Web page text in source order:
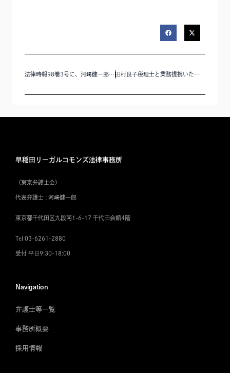
法律時報98巻3号に、河﨑健一郎弁護士の連載「民事法律扶助制度と弁護士の経営 産業構造を考える(上)」が掲載されました 田村良子税理士と業務提携いたしました
早稲田リーガルコモンズ法律事務所
（東京弁護士会）
代表弁護士 : 河﨑健一郎
東京都千代田区九段南1-6-17 千代田会館4階
Tel 03-6261-2880
受付 平日9:30-18:00
Navigation
弁護士等一覧
事務所概要
採用情報